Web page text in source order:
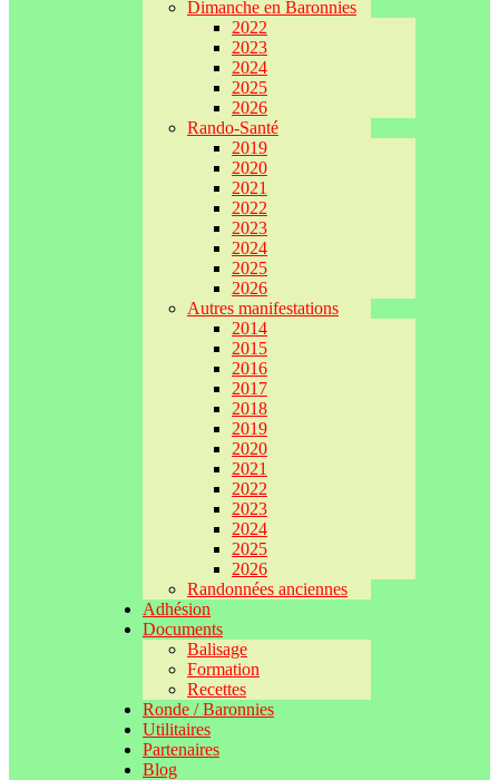
Dimanche en Baronnies
2022
2023
2024
2025
2026
Rando-Santé
2019
2020
2021
2022
2023
2024
2025
2026
Autres manifestations
2014
2015
2016
2017
2018
2019
2020
2021
2022
2023
2024
2025
2026
Randonnées anciennes
Adhésion
Documents
Balisage
Formation
Recettes
Ronde / Baronnies
Utilitaires
Partenaires
Blog